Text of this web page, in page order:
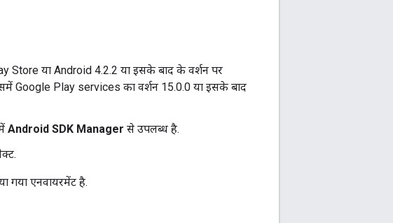
Store या Android 4.2.2 या इसके बाद के वर्शन पर
Google Play services का वर्शन 15.0.0 या इसके बाद
Android SDK Manager से उपलब्ध है.
गया एनवायरमेंट है.